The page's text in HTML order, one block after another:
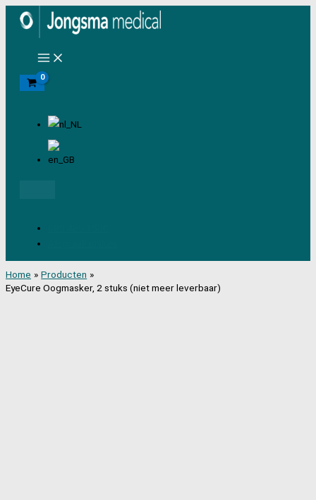
naar
Home
Producten
EyeCure Oogmasker, 2 stuks (niet meer leverbaar)